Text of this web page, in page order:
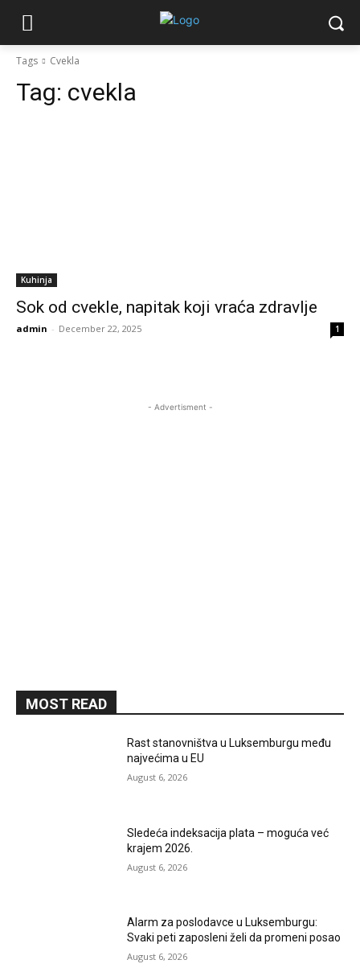
Tags Cvekla
Tag: cvekla
Kuhinja
Sok od cvekle, napitak koji vraća zdravlje
admin - December 22, 2025 1
- Advertisment -
MOST READ
Rast stanovništva u Luksemburgu među
najvećima u EU
August 6, 2026
Sledeća indeksacija plata – moguća već
krajem 2026.
August 6, 2026
Alarm za poslodavce u Luksemburgu:
Svaki peti zaposleni želi da promeni posao
August 6, 2026